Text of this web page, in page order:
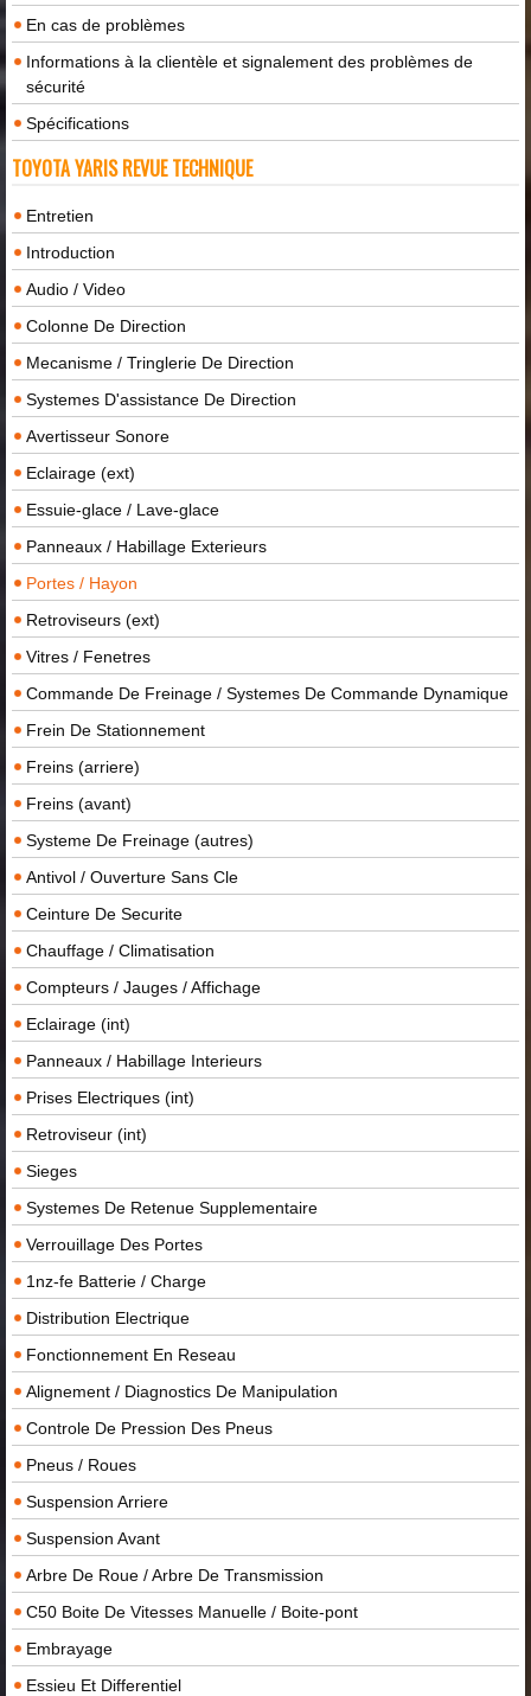
En cas de problèmes
Informations à la clientèle et signalement des problèmes de
sécurité
Spécifications
TOYOTA YARIS REVUE TECHNIQUE
Entretien
Introduction
Audio / Video
Colonne De Direction
Mecanisme / Tringlerie De Direction
Systemes D'assistance De Direction
Avertisseur Sonore
Eclairage (ext)
Essuie-glace / Lave-glace
Panneaux / Habillage Exterieurs
Portes / Hayon
Retroviseurs (ext)
Vitres / Fenetres
Commande De Freinage / Systemes De Commande Dynamique
Frein De Stationnement
Freins (arriere)
Freins (avant)
Systeme De Freinage (autres)
Antivol / Ouverture Sans Cle
Ceinture De Securite
Chauffage / Climatisation
Compteurs / Jauges / Affichage
Eclairage (int)
Panneaux / Habillage Interieurs
Prises Electriques (int)
Retroviseur (int)
Sieges
Systemes De Retenue Supplementaire
Verrouillage Des Portes
1nz-fe Batterie / Charge
Distribution Electrique
Fonctionnement En Reseau
Alignement / Diagnostics De Manipulation
Controle De Pression Des Pneus
Pneus / Roues
Suspension Arriere
Suspension Avant
Arbre De Roue / Arbre De Transmission
C50 Boite De Vitesses Manuelle / Boite-pont
Embrayage
Essieu Et Differentiel